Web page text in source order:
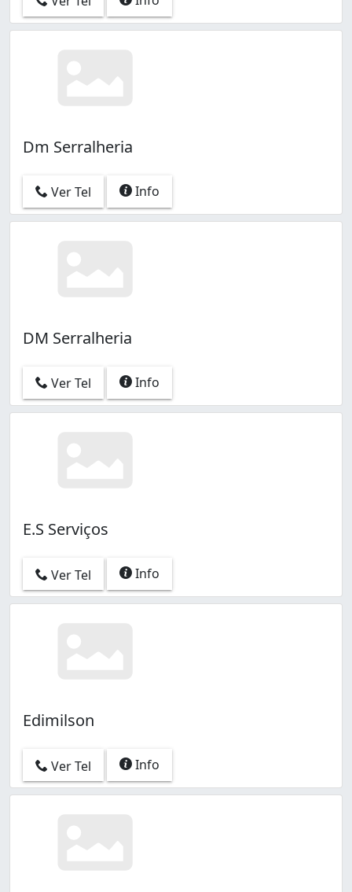
Dm Serralheria
Ver Tel Info
DM Serralheria
Ver Tel Info
E.S Serviços
Ver Tel Info
Edimilson
Ver Tel Info